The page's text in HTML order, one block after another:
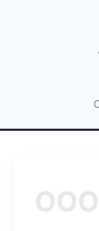
ООО